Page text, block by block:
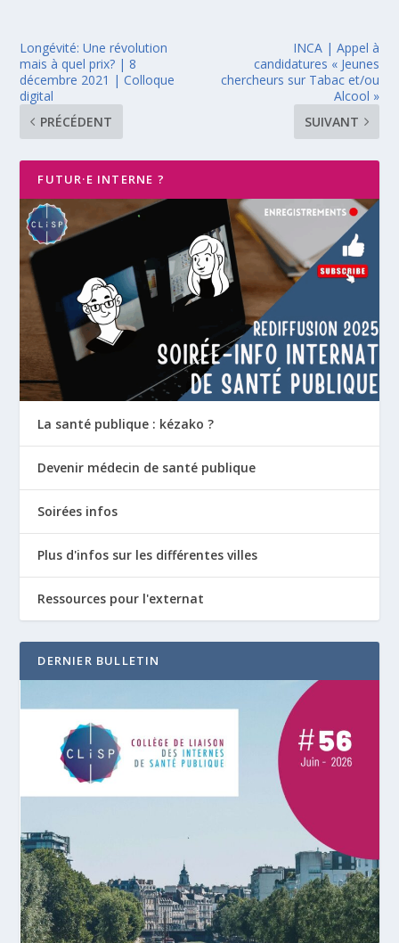
Longévité: Une révolution
mais à quel prix? | 8
décembre 2021 | Colloque
digital
PRÉCÉDENT
INCA | Appel à
candidatures « Jeunes
chercheurs sur Tabac et/ou
Alcool »
SUIVANT
FUTUR·E INTERNE ?
La santé publique : kézako ?
Devenir médecin de santé publique
Soirées infos
Plus d'infos sur les différentes villes
Ressources pour l'externat
DERNIER BULLETIN